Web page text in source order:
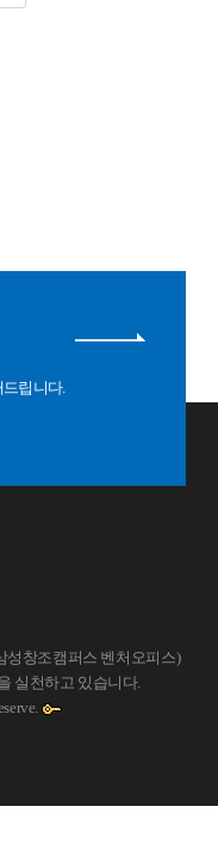
드립니다.
성창조캠퍼스 벤처오피스)
실천하고 있습니다.